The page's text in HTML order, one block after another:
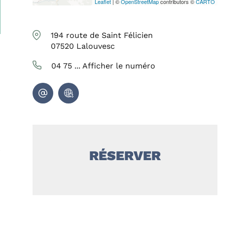
Leaflet | ©OpenStreetMapcontributors ©CARTO
194 route de Saint Félicien
07520 Lalouvesc
04 75 ... Afficher le numéro
RÉSERVER